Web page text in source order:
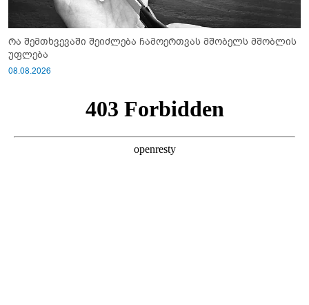
რა შემთხვევაში შეიძლება ჩამოერთვას მშობელს მშობლის
უფლება
08.08.2026